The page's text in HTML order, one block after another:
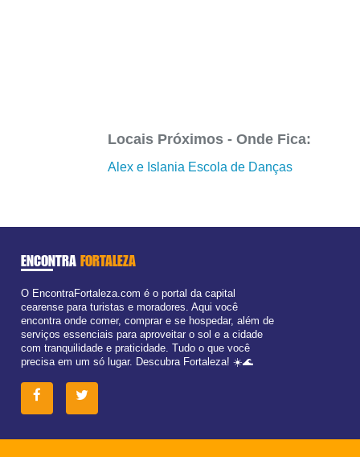
Locais Próximos - Onde Fica:
Alex e Islania Escola de Danças
ENCONTRA FORTALEZA
O EncontraFortaleza.com é o portal da capital
cearense para turistas e moradores. Aqui você
encontra onde comer, comprar e se hospedar, além de
serviços essenciais para aproveitar o sol e a cidade
com tranquilidade e praticidade. Tudo o que você
precisa em um só lugar. Descubra Fortaleza! ☀️🌊